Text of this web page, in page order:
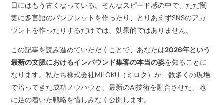
日にはもう古くなっている。そんなスピード感の中で、ただ闇
雲に多言語のパンフレットを作ったり、とりあえずSNSのアカ
ウントを作ったりするだけでは、効果的ではありません。
この記事を読み進めていただくことで、あなたは2026年という
最新の文脈におけるインバウンド集客の本当の姿を知ることに
なります。私たち株式会社MILOKU（ミロク）が、数多くの現場
で培ってきた成功ノウハウと、最新のAI技術を融合させた、地
に足の着いた戦略を惜しみなく公開します。